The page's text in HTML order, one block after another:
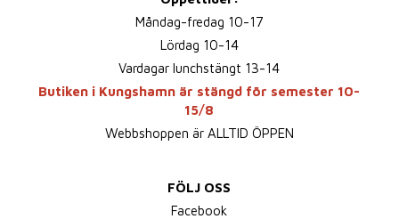
Måndag-fredag 10-17
Lördag 10-14
Vardagar lunchstängt 13-14
Butiken i Kungshamn är stängd för semester 10-
15/8
Webbshoppen är ALLTID ÖPPEN
FÖLJ OSS
Facebook